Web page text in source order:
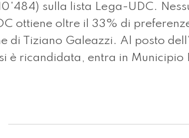
sulla lista Lega-UDC.
ottiene oltre il 33% di
di Tiziano Galeazzi. Al posto
è ricandidata, entra in Municipio